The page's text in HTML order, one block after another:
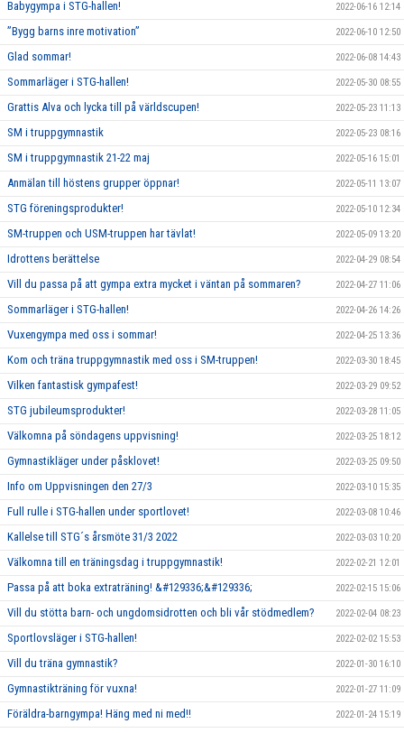
Babygympa i STG-hallen! 2022-06-16 12:14
”Bygg barns inre motivation” 2022-06-10 12:50
Glad sommar! 2022-06-08 14:43
Sommarläger i STG-hallen! 2022-05-30 08:55
Grattis Alva och lycka till på världscupen! 2022-05-23 11:13
SM i truppgymnastik 2022-05-23 08:16
SM i truppgymnastik 21-22 maj 2022-05-16 15:01
Anmälan till höstens grupper öppnar! 2022-05-11 13:07
STG föreningsprodukter! 2022-05-10 12:34
SM-truppen och USM-truppen har tävlat! 2022-05-09 13:20
Idrottens berättelse 2022-04-29 08:54
Vill du passa på att gympa extra mycket i väntan på sommaren? 2022-04-27 11:06
Sommarläger i STG-hallen! 2022-04-26 14:26
Vuxengympa med oss i sommar! 2022-04-25 13:36
Kom och träna truppgymnastik med oss i SM-truppen! 2022-03-30 18:45
Vilken fantastisk gympafest! 2022-03-29 09:52
STG jubileumsprodukter! 2022-03-28 11:05
Välkomna på söndagens uppvisning! 2022-03-25 18:12
Gymnastikläger under påsklovet! 2022-03-25 09:50
Info om Uppvisningen den 27/3 2022-03-10 15:35
Full rulle i STG-hallen under sportlovet! 2022-03-08 10:46
Kallelse till STG´s årsmöte 31/3 2022 2022-03-03 10:20
Välkomna till en träningsdag i truppgymnastik! 2022-02-21 12:01
Passa på att boka extraträning! &#129336;&#129336; 2022-02-15 15:06
Vill du stötta barn- och ungdomsidrotten och bli vår stödmedlem? 2022-02-04 08:23
Sportlovsläger i STG-hallen! 2022-02-02 15:53
Vill du träna gymnastik? 2022-01-30 16:10
Gymnastikträning för vuxna! 2022-01-27 11:09
Föräldra-barngympa! Häng med ni med!! 2022-01-24 15:19